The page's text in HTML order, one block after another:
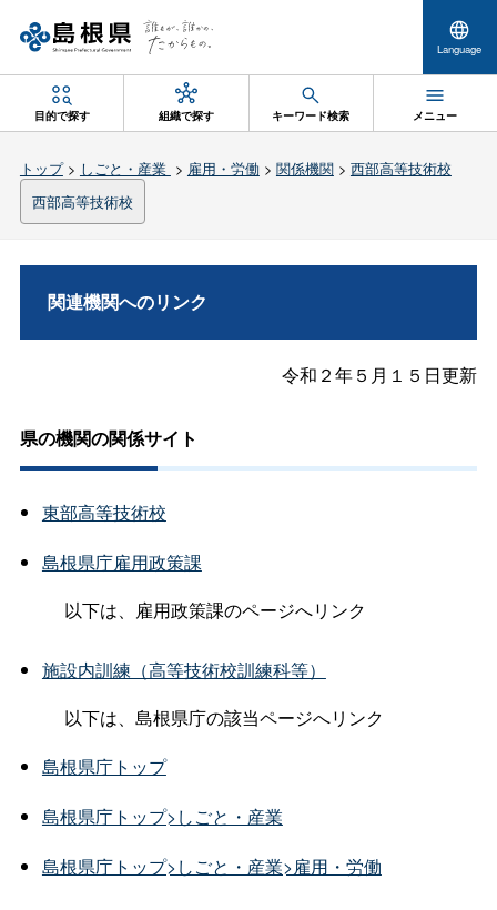
Language
目的で探す 組織で探す キーワード検索 メニュー
トップ> しごと・産業 > 雇用・労働 > 関係機関> 西部高等技術校
西部高等技術校
関連機関へのリンク
令和２年５月１５日更新
県の機関の関係サイト
東部高等技術校
島根県庁雇用政策課
以下は、雇用政策課のページへリンク
施設内訓練（高等技術校訓練科等）
以下は、島根県庁の該当ページへリンク
島根県庁トップ
島根県庁トップ>しごと・産業
島根県庁トップ>しごと・産業>雇用・労働